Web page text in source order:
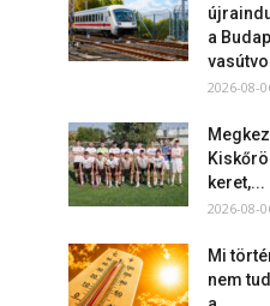
a
2026-08-
keret,...
2026-08-
Mi
nem